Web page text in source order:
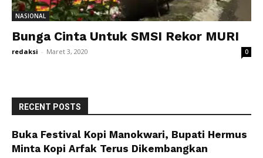
NASIONAL
Bunga Cinta Untuk SMSI Rekor MURI
redaksi - Maret 3, 2020 0
RECENT POSTS
Buka Festival Kopi Manokwari, Bupati Hermus
Minta Kopi Arfak Terus Dikembangkan